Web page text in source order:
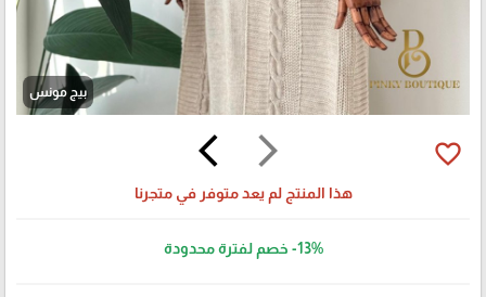
بيج مونس
arrow_forward_ios
arrow_back_ios favorite_border
هذا المنتج لم يعد متوفر في متجرنا
-13% خصم لفترة محدودة